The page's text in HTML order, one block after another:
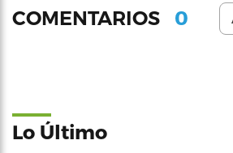
COMENTARIOS 0
Lo Último